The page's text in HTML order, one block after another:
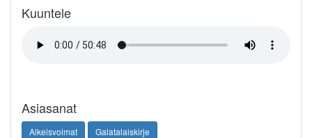
Kuuntele
Asiasanat
Alkeisvoimat Galatalaiskirje